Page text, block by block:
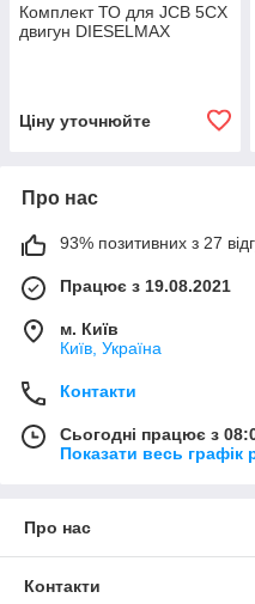
Комплект ТО для JCB 5CX
двигун DIESELMAX
Ціну уточнюйте
Про нас
93% позитивних з 27
Працює з 19.08.2021
м. Київ
Київ, Україна
Контакти
Сьогодні працює з
Показати весь графік
Про нас
Контакти